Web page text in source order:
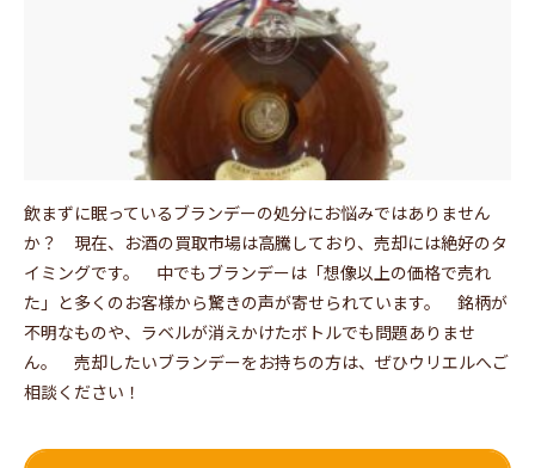
飲まずに眠っているブランデーの処分にお悩みではありません
か？ 現在、お酒の買取市場は高騰しており、売却には絶好のタ
イミングです。 中でもブランデーは「想像以上の価格で売れ
た」と多くのお客様から驚きの声が寄せられています。 銘柄が
不明なものや、ラベルが消えかけたボトルでも問題ありませ
ん。 売却したいブランデーをお持ちの方は、ぜひウリエルへご
相談ください！